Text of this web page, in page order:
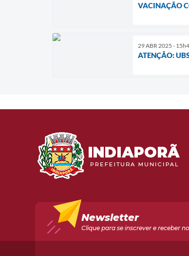
VACINAÇÃO
29 ABR 2025 -
ATENÇÃO:
Newsletter
Clique para se inscrever e receber